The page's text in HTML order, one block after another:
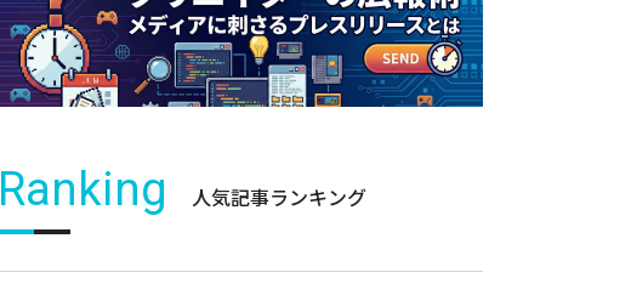
Ranking 人気記事ランキング